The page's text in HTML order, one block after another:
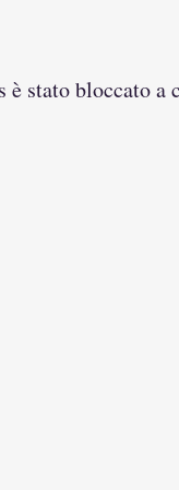
è stato bloccato